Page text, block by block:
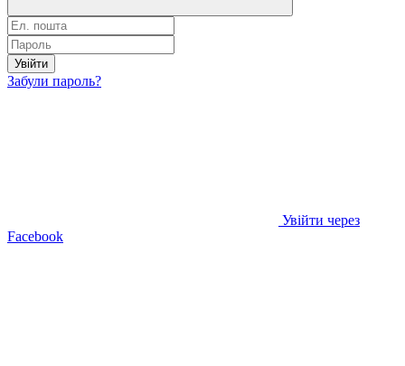
Увійти
Забули пароль?
Увійти через
Facebook